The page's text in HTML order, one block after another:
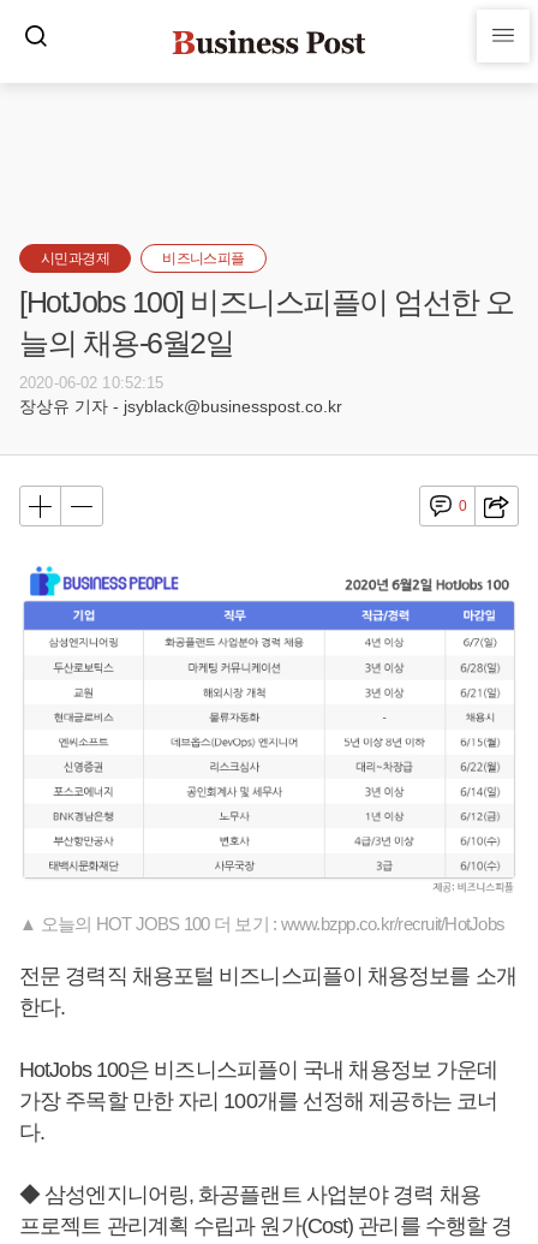
시민과경제 비즈니스피플
[HotJobs 100] 비즈니스피플이 엄선한 오
늘의 채용-6월2일
2020-06-02 10:52:15
장상유 기자 - jsyblack@businesspost.co.kr
0
▲ 오늘의 HOT JOBS 100 더 보기 : www.bzpp.co.kr/recruit/HotJobs
전문 경력직 채용포털 비즈니스피플이 채용정보를 소개
한다.
HotJobs 100은 비즈니스피플이 국내 채용정보 가운데
가장 주목할 만한 자리 100개를 선정해 제공하는 코너
다.
◆ 삼성엔지니어링, 화공플랜트 사업분야 경력 채용
프로젝트 관리계획 수립과 원가(Cost) 관리를 수행할 경